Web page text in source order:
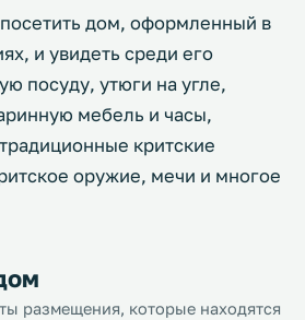
дом, оформленный в
и увидеть среди его
посуду, утюги на угле,
мебель и часы,
критские
оружие, мечи и многое
размещения, которые находятся